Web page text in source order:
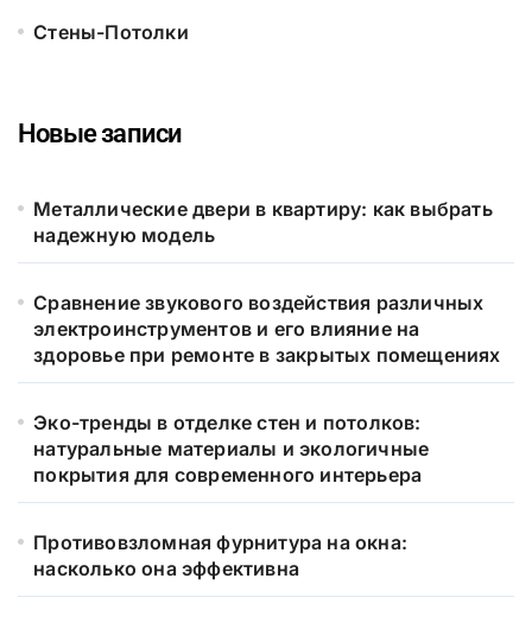
Стены-Потолки
Новые записи
Металлические двери в квартиру: как выбрать
надежную модель
Сравнение звукового воздействия различных
электроинструментов и его влияние на
здоровье при ремонте в закрытых помещениях
Эко-тренды в отделке стен и потолков:
натуральные материалы и экологичные
покрытия для современного интерьера
Противовзломная фурнитура на окна:
насколько она эффективна